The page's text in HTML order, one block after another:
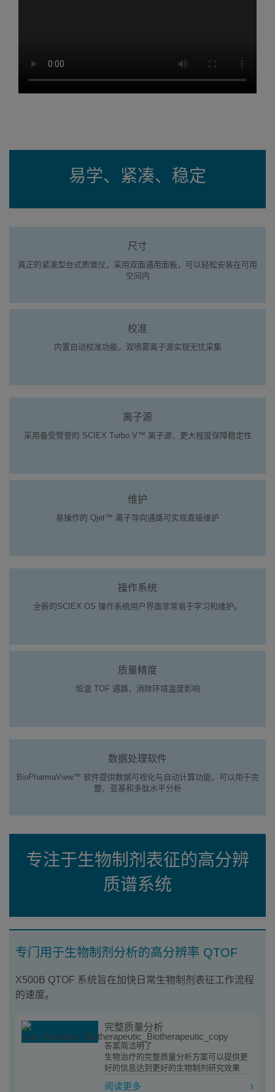
易学、紧凑、稳定
尺寸
真正的紧凑型台式质谱仪，采用双面通用面板，可以轻松安装在可用
空间内
校准
内置自动校准功能，双喷雾离子源实现无忧采集
离子源
采用备受赞誉的 SCIEX Turbo V™ 离子源，更大程度保障稳定性
维护
易操作的 Qjet™ 离子导向通路可实现直接维护
操作系统
全新的SCIEX OS 操作系统用户界面非常易于学习和维护。
质量精度
恒温 TOF 通路，消除环境温度影响
数据处理软件
BioPharmaView™ 软件提供数据可视化与自动计算功能，可以用于完
整、亚基和多肽水平分析
专注于生物制剂表征的高分辨
质谱系统
专门用于生物制剂分析的高分辨率 QTOF
X500B QTOF 系统旨在加快日常生物制剂表征工作流程
的速度。
完整质量分析
答案简洁明了
生物治疗的完整质量分析方案可以提供更
好的信息达到更好的生物制剂研究效果
阅读更多